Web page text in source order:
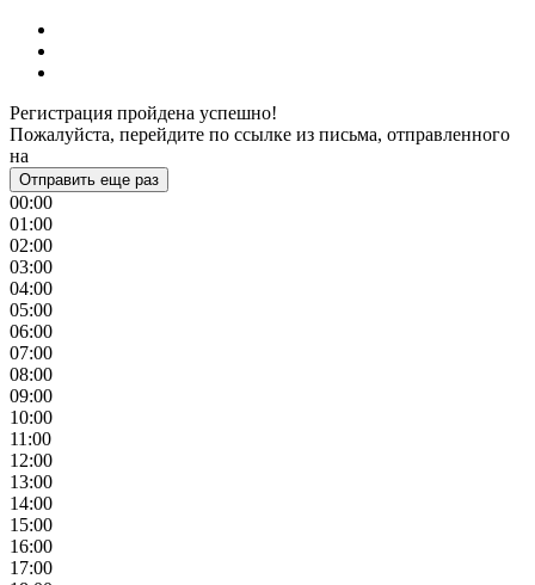
Регистрация пройдена успешно!
Пожалуйста, перейдите по ссылке из письма, отправленного
на
Отправить еще раз
00:00
01:00
02:00
03:00
04:00
05:00
06:00
07:00
08:00
09:00
10:00
11:00
12:00
13:00
14:00
15:00
16:00
17:00